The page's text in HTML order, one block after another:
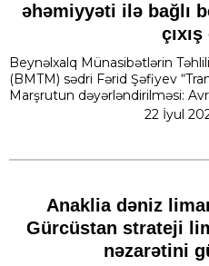
əhəmiyyəti ilə bağlı
Beynəlxalq Münasibətlərin
(BMTM) sədri Fərid Şəfiyev
Marşrutun dəyərləndirilməsi:
22 İyul
Anaklia dəniz
Gürcüstan strateji
nəzarətini